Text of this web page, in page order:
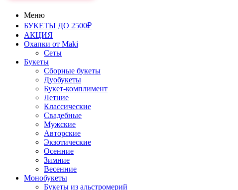
Меню
БУКЕТЫ ДО 2500₽
АКЦИЯ
Охапки от Maki
Сеты
Букеты
Сборные букеты
Дуобукеты
Букет-комплимент
Летние
Классические
Свадебные
Мужские
Авторские
Экзотические
Осенние
Зимние
Весенние
Монобукеты
Букеты из альстромерий